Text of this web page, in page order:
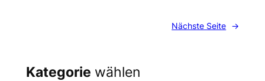
Nächste Seite →
Kategorie wählen